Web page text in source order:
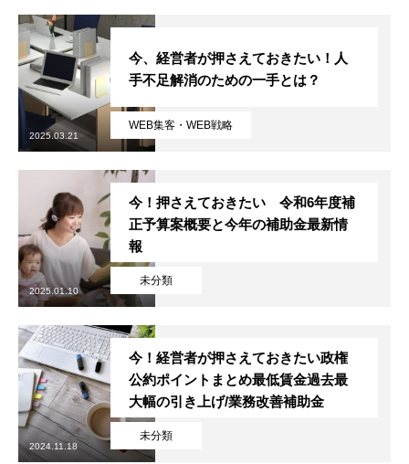
WEB集客・WEB戦略
今、経営者が押さえておきたい！人
手不足解消のための一手とは？
2025.03.21
未分類
今！押さえておきたい 令和6年度補
正予算案概要と今年の補助金最新情
報
2025.01.10
未分類
今！経営者が押さえておきたい政権
公約ポイントまとめ最低賃金過去最
大幅の引き上げ/業務改善補助金
2024.11.18